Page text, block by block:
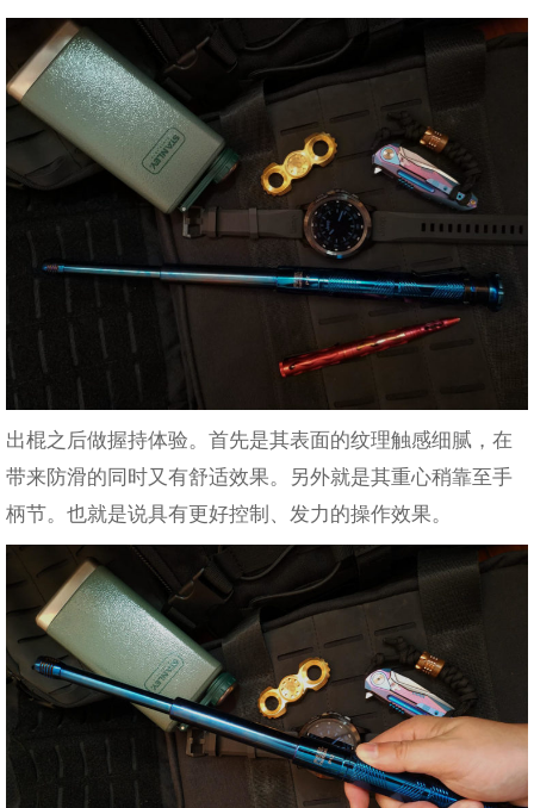
出棍之后做握持体验。首先是其表面的纹理触感细腻，在
带来防滑的同时又有舒适效果。另外就是其重心稍靠至手
柄节。也就是说具有更好控制、发力的操作效果。